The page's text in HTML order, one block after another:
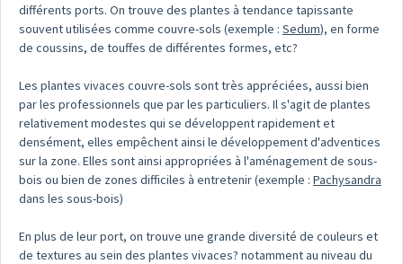
différents ports. On trouve des plantes à tendance tapissante
souvent utilisées comme couvre-sols (exemple : Sedum), en forme
de coussins, de touffes de différentes formes, etc?
Les plantes vivaces couvre-sols sont très appréciées, aussi bien
par les professionnels que par les particuliers. Il s'agit de plantes
relativement modestes qui se développent rapidement et
densément, elles empêchent ainsi le développement d'adventices
sur la zone. Elles sont ainsi appropriées à l'aménagement de sous-
bois ou bien de zones difficiles à entretenir (exemple : Pachysandra
dans les sous-bois)
En plus de leur port, on trouve une grande diversité de couleurs et
de textures au sein des plantes vivaces? notamment au niveau du